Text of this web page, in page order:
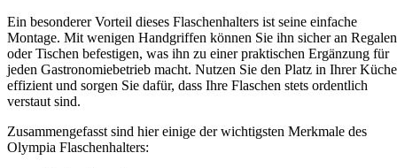
Ein besonderer Vorteil dieses Flaschenhalters ist seine einfache
Montage. Mit wenigen Handgriffen können Sie ihn sicher an Regalen
oder Tischen befestigen, was ihn zu einer praktischen Ergänzung für
jeden Gastronomiebetrieb macht. Nutzen Sie den Platz in Ihrer Küche
effizient und sorgen Sie dafür, dass Ihre Flaschen stets ordentlich
verstaut sind.
Zusammengefasst sind hier einige der wichtigsten Merkmale des
Olympia Flaschenhalters: